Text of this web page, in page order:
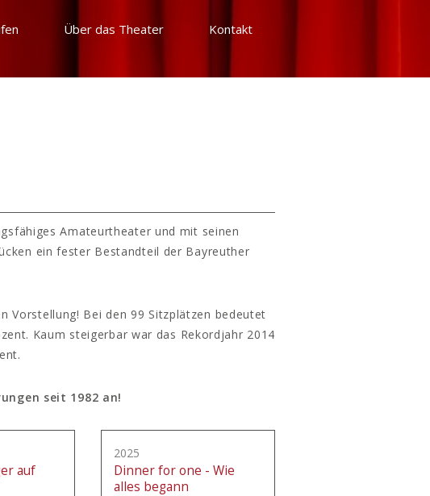
Über das Theater Kontakt
Amateurtheater und mit seinen
ein fester Bestandteil der Bayreuther
Vorstellung! Bei den 99 Sitzplätzen bedeutet
Kaum steigerbar war das Rekordjahr 2014
seit 1982 an!
auf
2025
Dinner for one - Wie
alles begann